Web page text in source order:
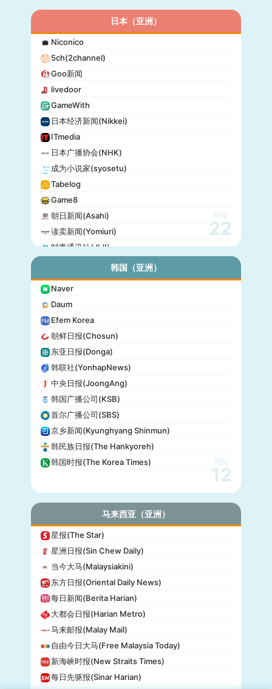
日本（亚洲）
Niconico
5ch(2channel)
Goo新闻
livedoor
GameWith
日本经济新闻(Nikkei)
ITmedia
日本广播协会(NHK)
成为小说家(syosetu)
Tabelog
Game8
朝日新闻(Asahi)
读卖新闻(Yomiuri)
时事通讯社(JIJI)
产经新闻(Sankei)
东京放送(TBS)
朝日电视台(TV Asahi)
东京电视台(TV Tokyo)
日本电视台(NTV)
富士电视台(Fuji TV)
日本时报(Japan Times)
网站
22
韩国（亚洲）
Naver
Daum
Efem Korea
朝鲜日报(Chosun)
东亚日报(Donga)
韩联社(YonhapNews)
中央日报(JoongAng)
韩国广播公司(KSB)
首尔广播公司(SBS)
京乡新闻(Kyunghyang Shinmun)
韩民族日报(The Hankyoreh)
韩国时报(The Korea Times)
网站
12
马来西亚（亚洲）
星报(The Star)
星洲日报(Sin Chew Daily)
当今大马(Malaysiakini)
东方日报(Oriental Daily News)
每日新闻(Berita Harian)
大都会日报(Harian Metro)
马来邮报(Malay Mail)
自由今日大马(Free Malaysia Today)
新海峡时报(New Straits Times)
每日先驱报(Sinar Harian)